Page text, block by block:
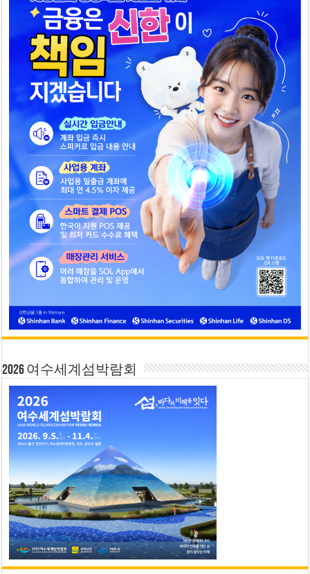
2026 여수세계섬박람회